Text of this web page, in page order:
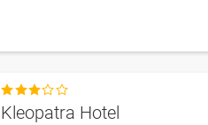

Kleopatra Hotel